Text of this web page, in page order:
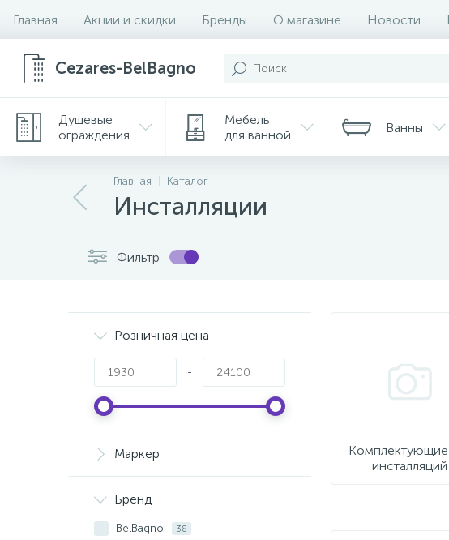
Главная Акции и скидки Бренды О магазине Новости
Cezares-BelBagno
Душевые
ограждения
Мебель
для ванной
Ванны
Главная Каталог
Инсталляции
Фильтр
Розничная цена
-
Маркер
Бренд
BelBagno 38
Комплектующие
инсталляций